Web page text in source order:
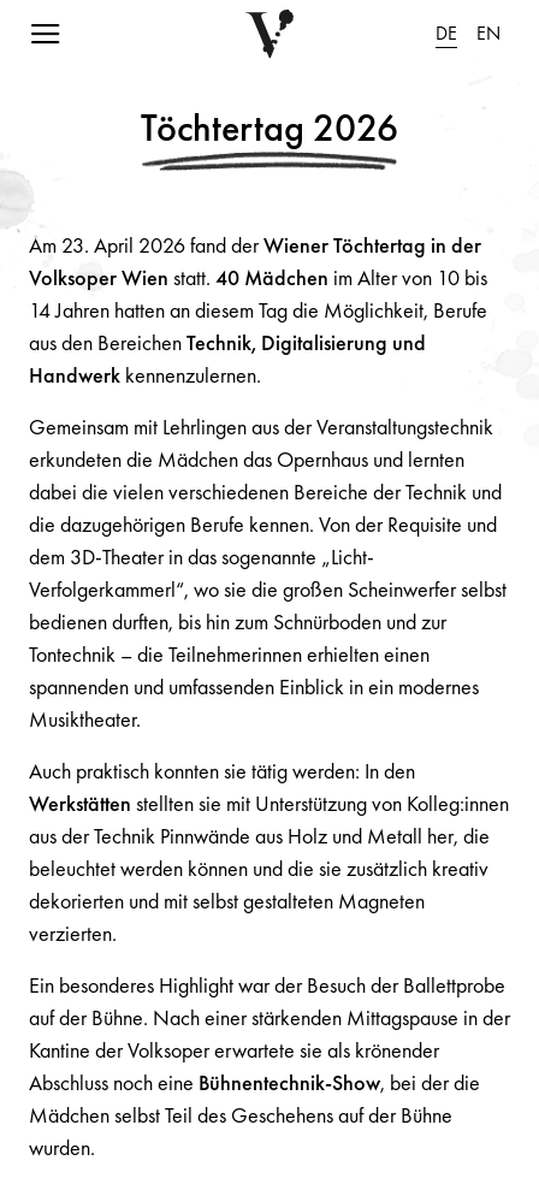
Navigation einblenden DE EN
Töchtertag 2026
Am 23. April 2026 fand derWiener Töchtertag in der
Volksoper Wien statt. 40 Mädchen im Alter von 10 bis
14 Jahren hatten an diesem Tag die Möglichkeit, Berufe
aus den BereichenTechnik, Digitalisierung und
Handwerk kennenzulernen.
Gemeinsam mit Lehrlingen aus der Veranstaltungstechnik
erkundeten die Mädchen das Opernhaus und lernten
dabei die vielen verschiedenen Bereiche der Technik und
die dazugehörigen Berufe kennen. Von der Requisite und
dem 3D-Theater in das sogenannte „Licht-
Verfolgerkammerl“, wo sie die großen Scheinwerfer selbst
bedienen durften, bis hin zum Schnürboden und zur
Tontechnik – die Teilnehmerinnen erhielten einen
spannenden und umfassenden Einblick in ein modernes
Musiktheater.
Auch praktisch konnten sie tätig werden: In den
Werkstätten stellten sie mit Unterstützung von Kolleg:innen
aus der Technik Pinnwände aus Holz und Metall her, die
beleuchtet werden können und die sie zusätzlich kreativ
dekorierten und mit selbst gestalteten Magneten
verzierten.
Ein besonderes Highlight war der Besuch der Ballettprobe
auf der Bühne. Nach einer stärkenden Mittagspause in der
Kantine der Volksoper erwartete sie als krönender
Abschluss noch eine Bühnentechnik-Show, bei der die
Mädchen selbst Teil des Geschehens auf der Bühne
wurden.